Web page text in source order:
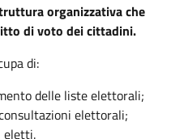
organizzativa che
di voto dei cittadini.
di:
delle liste elettorali;
elettorali;
eletti.